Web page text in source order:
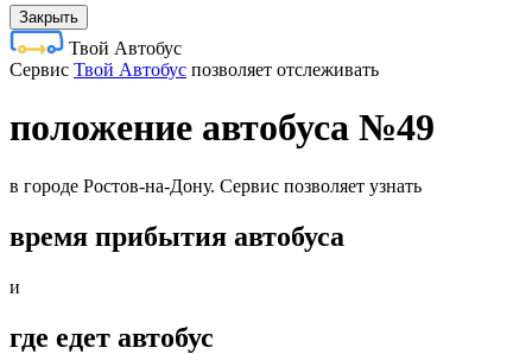
Закрыть
Твой Автобус
Cервис Твой Автобус позволяет отслеживать
положение автобуса №49
в городе Ростов-на-Дону. Сервис позволяет узнать
время прибытия автобуса
и
где едет автобус